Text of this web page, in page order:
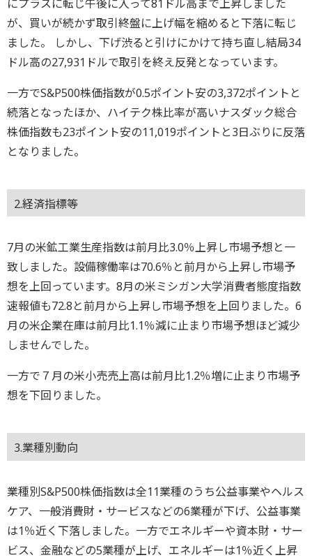
にプラスに転じ午後に入って81ドル高まで上昇しました
が、買いが続かず取引終盤に上げ幅を縮めると下落に転じ
ました。 しかし、下げ渋ると引けにかけて持ち直し結局34
ドル高の27,931ドルで取引を終え反発となっています。
一方でS&P500株価指数が0.5ポイント安の3,372ポイントと
続落となったほか、ハイテク株比率が高いナスダック総合
株価指数も23ポイント安の11,019ポイントと3日ぶりに反落
となりました。
2.経済指標等
7月の米鉱工業生産指数は前月比3.0％上昇し市場予想と一
致しました。設備稼働率は70.6％と前月から上昇し市場予
想を上回っています。8月の米ミシガン大学消費者態度指数
速報値も72.8と前月から上昇し市場予想を上回りました。6
月の米企業在庫は前月比1.1％減に止まり市場予想ほど減少
しませんでした。
一方で７月の米小売売上高は前月比1.2％増に止まり市場予
想を下回りました。
3.業種別動向
業種別S&P500株価指数は全11業種のうち公益事業やヘルス
ケア、一般消費財・サービスなどの6業種が下げ、公益事業
は1％近く下落しました。一方でエネルギーや資本財・サー
ビス、金融などの5業種が上げ、エネルギーは1％近く上昇